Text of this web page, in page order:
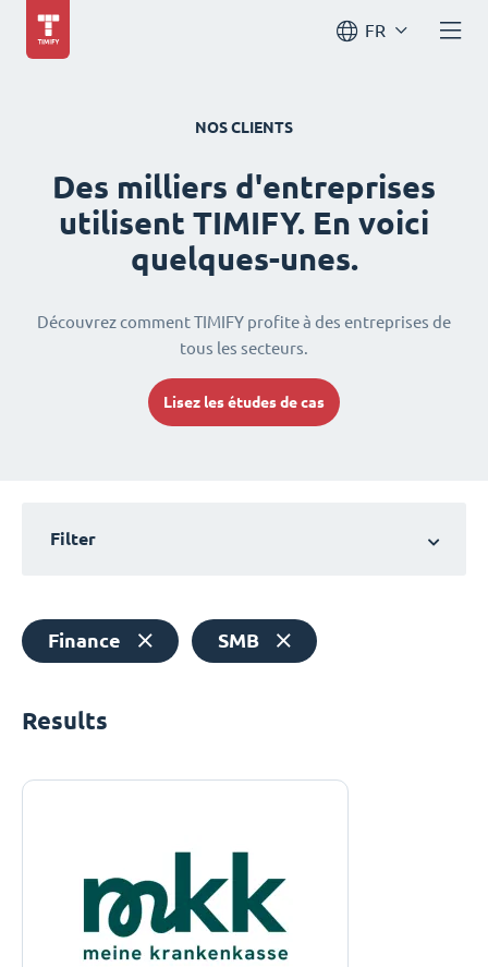
FR
NOS CLIENTS
Des milliers d'entreprises
utilisent TIMIFY. En voici
quelques-unes.
Découvrez comment TIMIFY profite à des entreprises de
tous les secteurs.
Lisez les études de cas
Filter
Finance SMB
Results